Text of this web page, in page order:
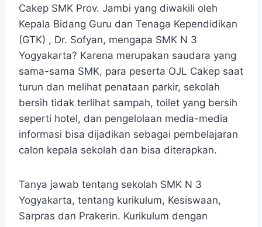
Cakep SMK Prov. Jambi yang diwakili oleh
Kepala Bidang Guru dan Tenaga Kependidikan
(GTK) , Dr. Sofyan, mengapa SMK N 3
Yogyakarta? Karena merupakan saudara yang
sama-sama SMK, para peserta OJL Cakep saat
turun dan melihat penataan parkir, sekolah
bersih tidak terlihat sampah, toilet yang bersih
seperti hotel, dan pengelolaan media-media
informasi bisa dijadikan sebagai pembelajaran
calon kepala sekolah dan bisa diterapkan.
Tanya jawab tentang sekolah SMK N 3
Yogyakarta, tentang kurikulum, Kesiswaan,
Sarpras dan Prakerin. Kurikulum dengan